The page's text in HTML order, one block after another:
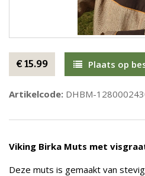
€ 15.99 Plaats op
Artikelcode: DHBM-
Viking Birka Muts met
Deze muts is gemaakt van